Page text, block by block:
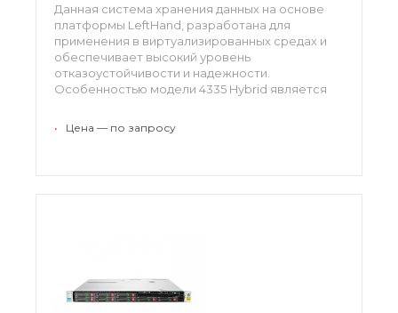
Данная система хранения данных на основе
платформы LeftHand, разработана для
применения в виртуализированных средах и
обеспечивает высокий уровень
отказоустойчивости и надежности.
Особенностью модели 4335 Hybrid является
оптимизации, позволяющая автоматически
• Цена — по запросу